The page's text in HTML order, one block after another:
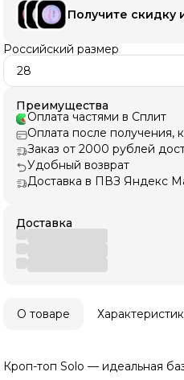
Получите скидку
Российский размер
28
Преимущества
Оплата частями в Сплит
Оплата после получения,
Заказ от 2000 рублей
Удобный возврат
Доставка в ПВЗ Яндекс
Доставка
О товаре
Кроп-топ Solo — идеальная